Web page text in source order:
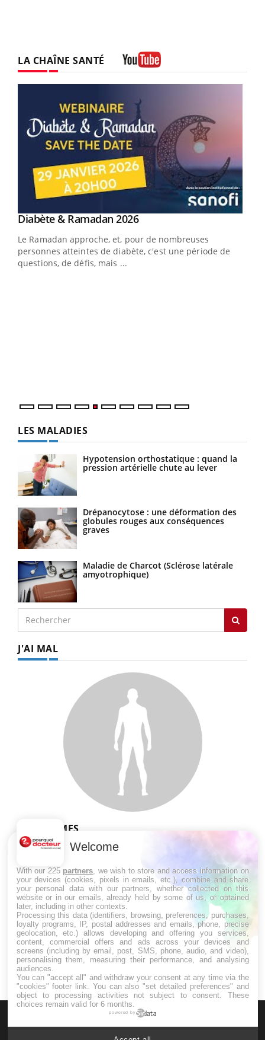
LA CHAÎNE SANTÉ
Youtube
Diabète & Ramadan 2026Youtube
Le Ramadan approche, et, pour de nombreuses
personnes atteintes de diabète, c'est une période de
questions, de défis, mais ...
LES MALADIES
Hypotension orthostatique : quand la
pression artérielle chute au lever
Drépanocytose : une déformation des
globules rouges aux conséquences
graves
Maladie de Charcot (Sclérose latérale
amyotrophique)
J'AI MAL
SYMPTÔMES
métatarsalgies à 90 % liées à problème
d’appui
Mauvaise haleine : il faut améliorer
l’hygiène bucco-dentaire
Welcome
With our 225 partners , we wish to store and access information on
your devices (cookies, pixels in emails, etc.), combine and share
your personal data with our partners, whether collected on this
website or in our emails, already held by some of us, or obtained
later, including in other contexts.
Processing this data (identifiers, browsing, preferences, purchases,
loyalty programs, IP, postal addresses and emails, phone, precise
geolocation, etc.) allows developing and offering you services,
content, commercial offers and ads across your devices and
screens (including by email, post, SMS, phone, audio, and video),
personalising them, measuring their performance, and analysing
audiences.
You can "accept all" and withdraw your consent at any time via the
"cookies" footer link . You can also "set detailed preferences" and
object to processing activities not subject to consent. These
choices remain valid for 6 months.
powered by